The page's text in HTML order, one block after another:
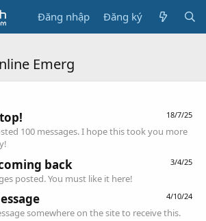
Đăng nhập Đăng ký
Emerg
18/7/25
100 messages. I hope this took you more
3/4/25
back
posted. You must like it here!
4/10/24
somewhere on the site to receive this.